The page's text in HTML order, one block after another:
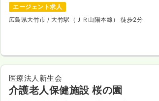
エージェント求人
広島県大竹市/ 大竹駅（ＪＲ山陽本線） 徒歩2分
医療法人新生会
介護老人保健施設 桜の園